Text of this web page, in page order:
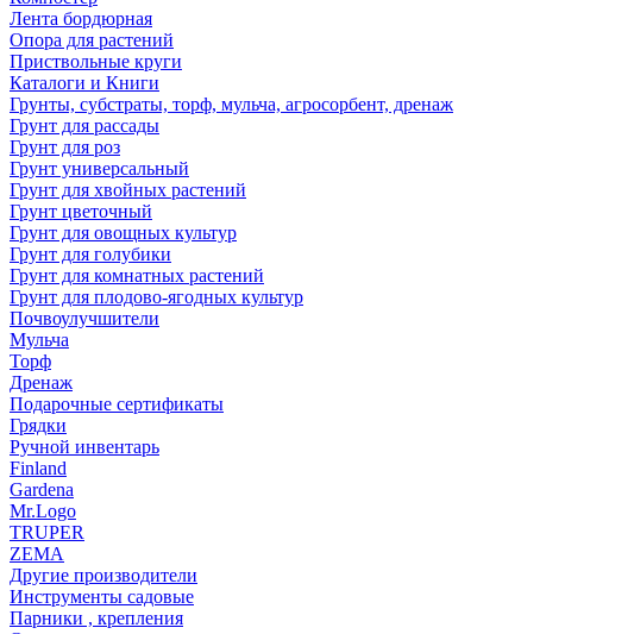
Лента бордюрная
Опора для растений
Приствольные круги
Каталоги и Книги
Грунты, субстраты, торф, мульча, агросорбент, дренаж
Грунт для рассады
Грунт для роз
Грунт универсальный
Грунт для хвойных растений
Грунт цветочный
Грунт для овощных культур
Грунт для голубики
Грунт для комнатных растений
Грунт для плодово-ягодных культур
Почвоулучшители
Мульча
Торф
Дренаж
Подарочные сертификаты
Грядки
Ручной инвентарь
Finland
Gardena
Mr.Logo
TRUPER
ZEMA
Другие производители
Инструменты садовые
Парники , крепления